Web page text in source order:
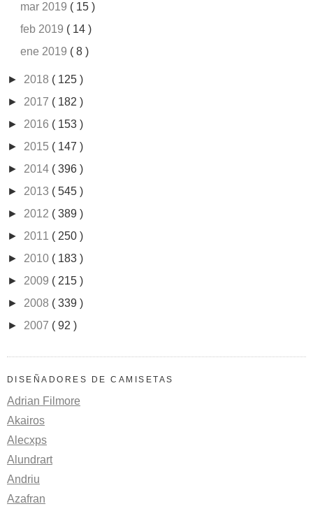
mar 2019 ( 15 )
feb 2019 ( 14 )
ene 2019 ( 8 )
► 2018 ( 125 )
► 2017 ( 182 )
► 2016 ( 153 )
► 2015 ( 147 )
► 2014 ( 396 )
► 2013 ( 545 )
► 2012 ( 389 )
► 2011 ( 250 )
► 2010 ( 183 )
► 2009 ( 215 )
► 2008 ( 339 )
► 2007 ( 92 )
DISEÑADORES DE CAMISETAS
Adrian Filmore
Akairos
Alecxps
Alundrart
Andriu
Azafran